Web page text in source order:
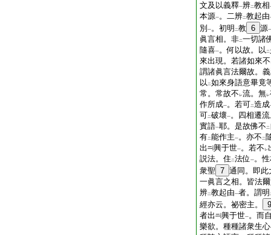
文及以義釋一辨二教相
本源一。二辨二教起由
別 一。初明 二教 6 源一
眞言相。非二一切諸
隨喜一。何以故。以 二
來出現。若諸如來不
謂諸眞言法爾故。
以 二如來身語意畢竟
常。常故不 レ流。無レ
作所成一。若可二造成
可二破壞一。四相遷
實語一耶。是故佛不 二
有二能作主一。亦不 二
出
興于世一。若不 レ
説法。住 二法位 一。
衆聖 7 通同。即此
一眞言之相。皆法
辨二教起由一者。謂明
經亦云。祕密主。
9
者出
興于世一。而
樂欲。種種諸衆生心